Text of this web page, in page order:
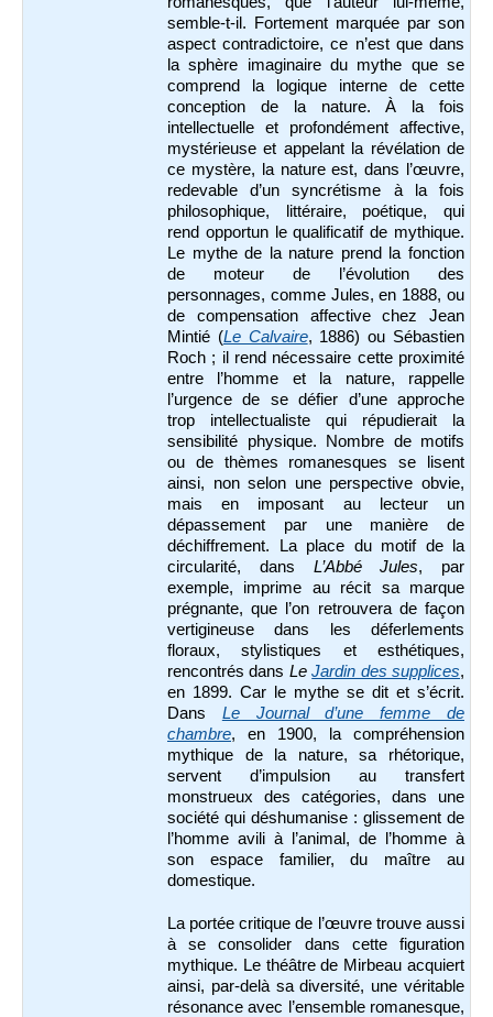
semble-t-il. Fortement marquée par son
aspect contradictoire, ce n’est que dans
la sphère imaginaire du mythe que se
comprend la logique interne de cette
conception de la nature. À la fois
intellectuelle et profondément affective,
mystérieuse et appelant la révélation de
ce mystère, la nature est, dans l’œuvre,
redevable d’un syncrétisme à la fois
philosophique, littéraire, poétique, qui
rend opportun le qualificatif de mythique.
Le mythe de la nature prend la fonction
de moteur de l’évolution des
personnages, comme Jules, en 1888, ou
de compensation affective chez Jean
Mintié (Le Calvaire, 1886) ou Sébastien
Roch ; il rend nécessaire cette proximité
entre l’homme et la nature, rappelle
l’urgence de se défier d’une approche
trop intellectualiste qui répudierait la
sensibilité physique. Nombre de motifs
ou de thèmes romanesques se lisent
ainsi, non selon une perspective obvie,
mais en imposant au lecteur un
dépassement par une manière de
déchiffrement. La place du motif de la
circularité, dans L’Abbé Jules, par
exemple, imprime au récit sa marque
prégnante, que l’on retrouvera de façon
vertigineuse dans les déferlements
floraux, stylistiques et esthétiques,
rencontrés dans LeJardin des supplices,
en 1899. Car le mythe se dit et s’écrit.
Dans Le Journal d’une femme de
chambre, en 1900, la compréhension
mythique de la nature, sa rhétorique,
servent d’impulsion au transfert
monstrueux des catégories, dans une
société qui déshumanise : glissement de
l’homme avili à l’animal, de l’homme à
son espace familier, du maître au
domestique.
La portée critique de l’œuvre trouve aussi
à se consolider dans cette figuration
mythique. Le théâtre de Mirbeau acquiert
ainsi, par-delà sa diversité, une véritable
résonance avec l’ensemble romanesque,